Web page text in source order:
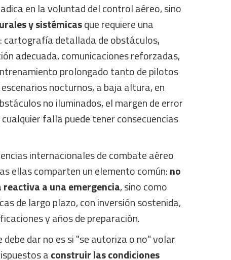
en la voluntad del control aéreo, sino
y sistémicasque requiere una
cartografía detallada de obstáculos,
adecuada, comunicaciones reforzadas,
prolongado tanto de pilotos
nocturnos, a baja altura, en
no iluminados, el margen de error
falla puede tener consecuencias
internacionales de combate aéreo
ellas comparten un elemento común:no
a una emergencia, sino como
de largo plazo, con inversión sostenida,
y años de preparación.
debe dar no es si "se autoriza o no" volar
aconstruir las condiciones